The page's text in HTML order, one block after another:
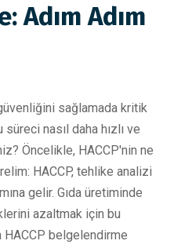
Adım Adım
sağlamada kritik
süreci nasıl daha hızlı ve
Öncelikle, HACCP'nin ne
HACCP, tehlike analizi
gelir. Gıda üretiminde
azaltmak için bu
HACCP belgelendirme